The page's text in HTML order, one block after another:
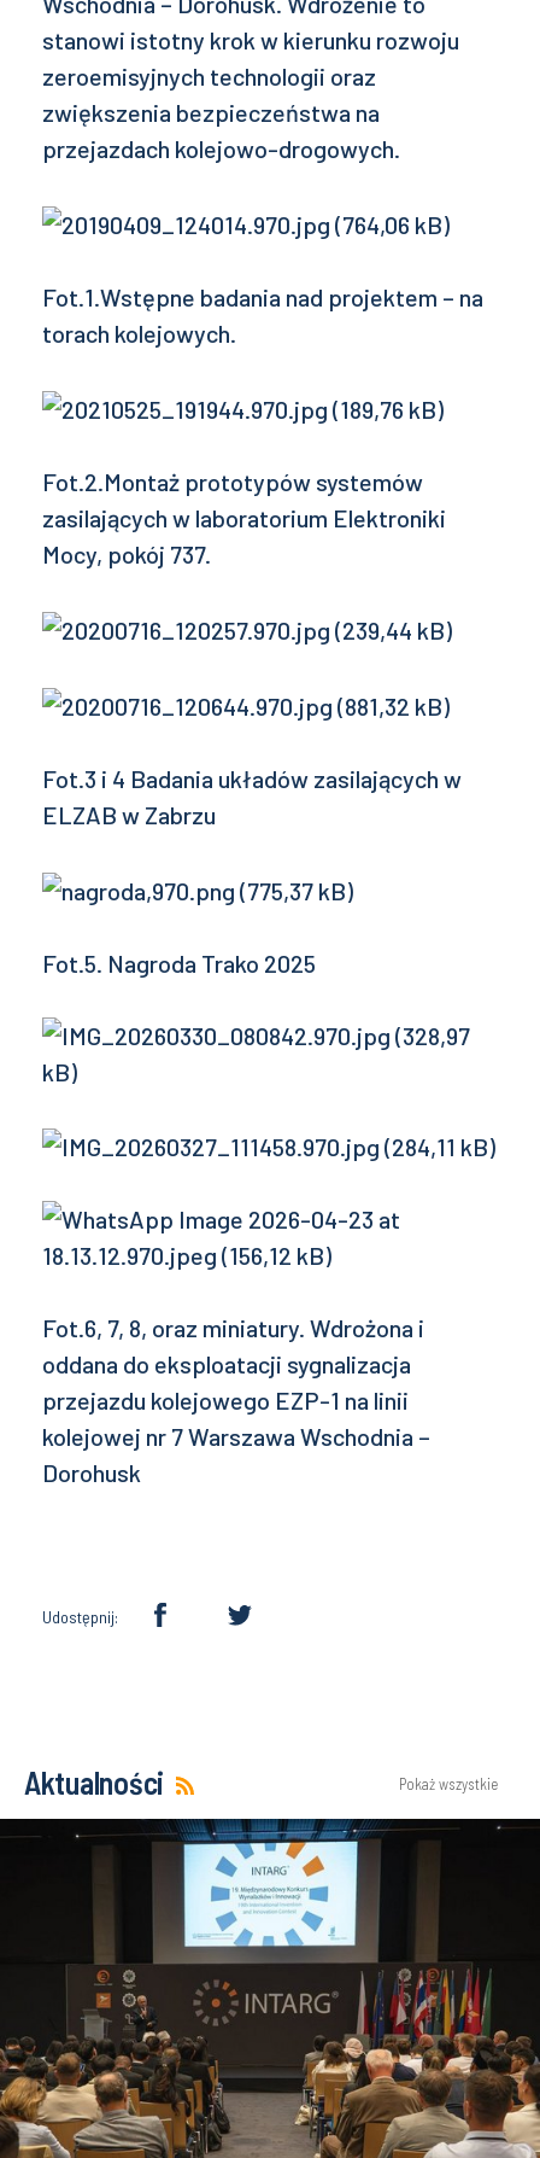
stanowi istotny krok w kierunku rozwoju
zeroemisyjnych technologii oraz
zwiększenia bezpieczeństwa na
przejazdach kolejowo-drogowych.
Fot.1.Wstępne badania nad projektem – na
torach kolejowych.
Fot.2.Montaż prototypów systemów
zasilających w laboratorium Elektroniki
Mocy, pokój 737.
Fot.3 i 4 Badania układów zasilających w
ELZAB w Zabrzu
Fot.5. Nagroda Trako 2025
Fot.6, 7, 8, oraz miniatury. Wdrożona i
oddana do eksploatacji sygnalizacja
przejazdu kolejowego EZP-1 na linii
kolejowej nr 7 Warszawa Wschodnia –
Dorohusk
Udostępnij:
Aktualności Pokaż wszystkie